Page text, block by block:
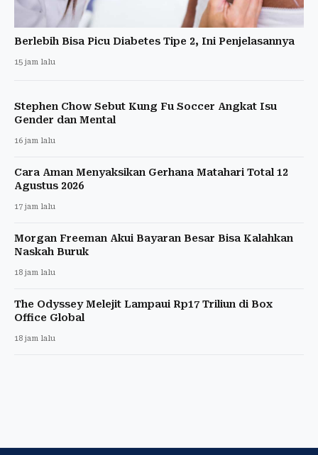
Berlebih Bisa Picu Diabetes Tipe 2, Ini Penjelasannya
15 jam lalu
Stephen Chow Sebut Kung Fu Soccer Angkat Isu
Gender dan Mental
16 jam lalu
Cara Aman Menyaksikan Gerhana Matahari Total 12
Agustus 2026
17 jam lalu
Morgan Freeman Akui Bayaran Besar Bisa Kalahkan
Naskah Buruk
18 jam lalu
The Odyssey Melejit Lampaui Rp17 Triliun di Box
Office Global
18 jam lalu